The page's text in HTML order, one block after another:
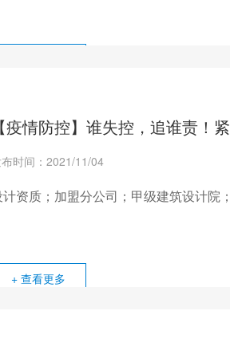
【疫情防控】谁失控，追谁责！
时间：2021/11/04
资质；加盟分公司；甲级建筑设计院
+ 查看更多